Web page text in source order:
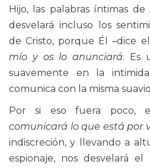
Hijo, las palabras íntimas
desvelará incluso los
de Cristo, porque Él –dice
mío y os lo anunciará. Es
suavemente en la
comunica con la misma
Por si eso fuera poco,
comunicará lo que está por
indiscreción, y llevando a
espionaje, nos desvelará